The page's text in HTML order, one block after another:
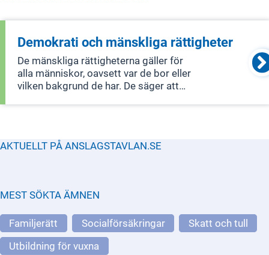
Demokrati och mänskliga rättigheter
De mänskliga rättigheterna gäller för
alla människor, oavsett var de bor eller
vilken bakgrund de har. De säger att
AKTUELLT PÅ ANSLAGSTAVLAN.SE
MEST SÖKTA ÄMNEN
Familjerätt Socialförsäkringar
Skatt och tull
Utbildning för vuxna